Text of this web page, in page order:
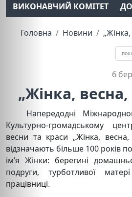
ВИКОНАВЧИЙ КОМІТЕТ
Головна Новини
6
„Жінка,
Напередодні
Культурно-громадському
весни та краси „Жінка,
відзначають більше 100 років
ім’я Жінки: берегині
подруги, турботливої
працівниці.